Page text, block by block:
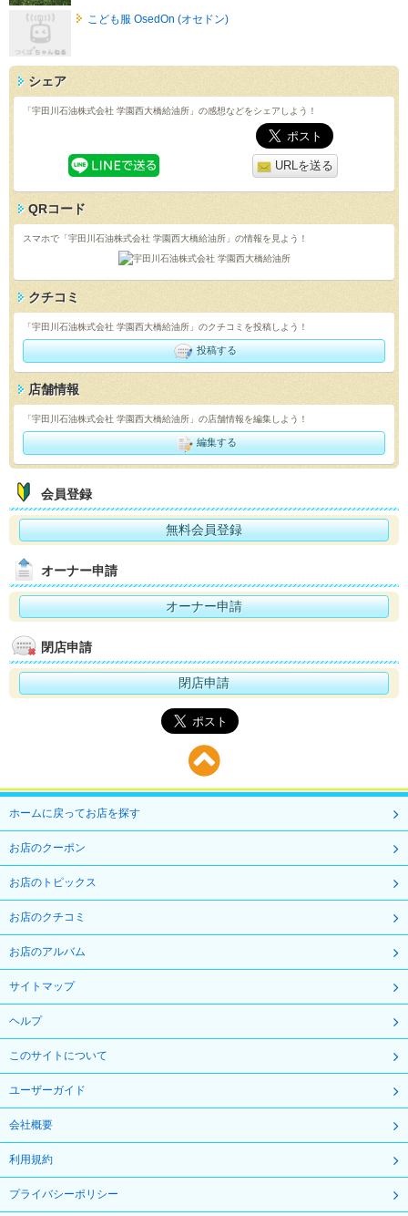
こども服 OsedOn (オセドン)
シェア
「宇田川石油株式会社 学園西大橋給油所」の感想などをシェアしよう！
URLを送る
QRコード
スマホで「宇田川石油株式会社 学園西大橋給油所」の情報を見よう！
クチコミ
「宇田川石油株式会社 学園西大橋給油所」のクチコミを投稿しよう！
投稿する
店舗情報
「宇田川石油株式会社 学園西大橋給油所」の店舗情報を編集しよう！
編集する
会員登録
無料会員登録
オーナー申請
オーナー申請
閉店申請
閉店申請
ホームに戻ってお店を探す
お店のクーポン
お店のトピックス
お店のクチコミ
お店のアルバム
サイトマップ
ヘルプ
このサイトについて
ユーザーガイド
会社概要
利用規約
プライバシーポリシー